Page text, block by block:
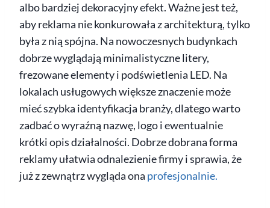
albo bardziej dekoracyjny efekt. Ważne jest też,
aby reklama nie konkurowała z architekturą, tylko
była z nią spójna. Na nowoczesnych budynkach
dobrze wyglądają minimalistyczne litery,
frezowane elementy i podświetlenia LED. Na
lokalach usługowych większe znaczenie może
mieć szybka identyfikacja branży, dlatego warto
zadbać o wyraźną nazwę, logo i ewentualnie
krótki opis działalności. Dobrze dobrana forma
reklamy ułatwia odnalezienie firmy i sprawia, że
już z zewnątrz wygląda ona profesjonalnie.